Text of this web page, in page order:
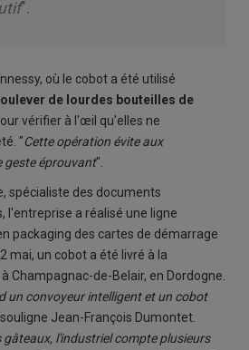
".
où le cobot a été utilisé
de lourdes bouteilles de
vérifier à l'œil qu'elles ne
"Cette opération évite aux
geste éprouvant".
spécialiste des documents
l'entreprise a réalisé une ligne
packaging des cartes de démarrage
mai, un cobot a été livré à la
Champagnac-de-Belair, en Dordogne.
un convoyeur intelligent et un cobot
souligne Jean-François Dumontet.
gâteaux, l'industriel compte plusieurs